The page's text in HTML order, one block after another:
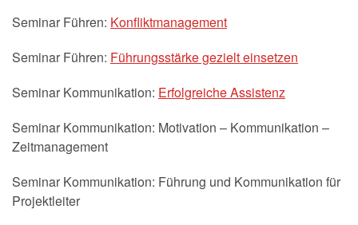
Seminar Führen: Konfliktmanagement
Seminar Führen: Führungsstärke gezielt einsetzen
Seminar Kommunikation: Erfolgreiche Assistenz
Seminar Kommunikation: Motivation – Kommunikation –
Zeitmanagement
Seminar Kommunikation: Führung und Kommunikation für
Projektleiter